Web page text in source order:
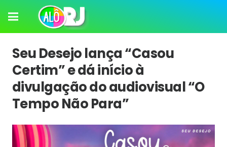
Seu Desejo lança “Casou
Certim” e dá início à
divulgação do audiovisual “O
Tempo Não Para”